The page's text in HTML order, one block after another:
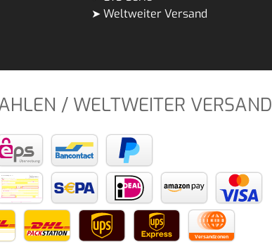
➤ Weltweiter Versand
/ WELTWEITER VERSAND